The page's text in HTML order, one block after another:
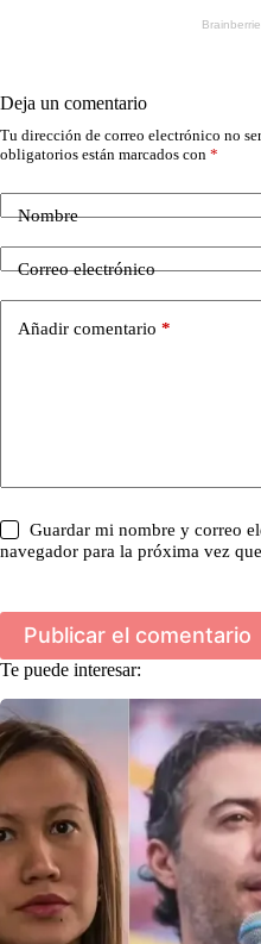
Deja un comentario
Tu dirección de correo electrónico no
obligatorios están marcados con *
Nombre
Correo electrónico
Añadir comentario *
Guardar mi nombre y correo
navegador para la próxima vez
Publicar el comentario
Te puede interesar: